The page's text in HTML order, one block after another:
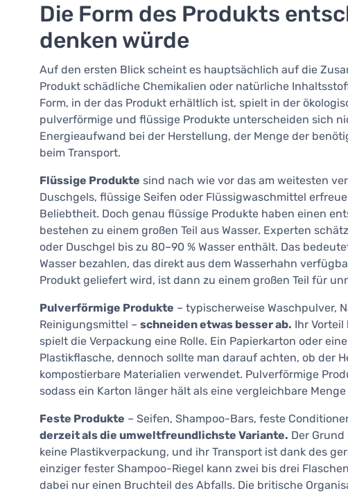
Die Form des Produkts
denken würde
Auf den ersten Blick scheint es hauptsächlich auf die
Produkt schädliche Chemikalien oder natürliche
Form, in der das Produkt erhältlich ist, spielt in der
pulverförmige und flüssige Produkte unterscheiden sich
Energieaufwand bei der Herstellung, der Menge der
beim Transport.
Flüssige Produkte sind nach wie vor das am weitesten
Duschgels, flüssige Seifen oder Flüssigwaschmittel
Beliebtheit. Doch genau flüssige Produkte haben einen
bestehen zu einem großen Teil aus Wasser. Experten
oder Duschgel bis zu 80–90 % Wasser enthält. Das
Wasser bezahlen, das direkt aus dem Wasserhahn
Produkt geliefert wird, ist dann zu einem großen Teil für
Pulverförmige Produkte – typischerweise Waschpulver,
Reinigungsmittel – schneiden etwas besser ab. Ihr
spielt die Verpackung eine Rolle. Ein Papierkarton oder
Plastikflasche, dennoch sollte man darauf achten, ob der
kompostierbare Materialien verwendet. Pulverförmige
sodass ein Karton länger hält als eine vergleichbare
Feste Produkte – Seifen, Shampoo-Bars, feste
derzeit als die umweltfreundlichste Variante. Der
keine Plastikverpackung, und ihr Transport ist dank des
einziger fester Shampoo-Riegel kann zwei bis drei
dabei nur einen Bruchteil des Abfalls. Die britische